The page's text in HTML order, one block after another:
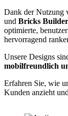
Dank der Nutzung
und Bricks
optimierte,
hervorragend
Unsere Designs
mobilfreundlich
Erfahren Sie, wie
Kunden anzieht